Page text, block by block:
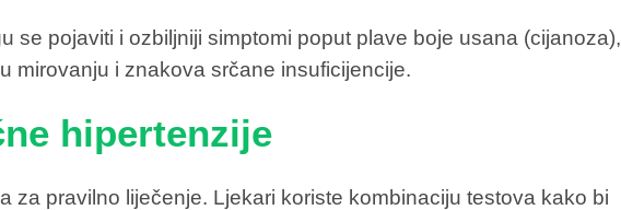
se pojaviti i ozbiljniji simptomi poput plave boje usana (cijanoza),
mirovanju i znakova srčane insuficijencije.
hipertenzije
za pravilno liječenje. Ljekari koriste kombinaciju testova kako bi